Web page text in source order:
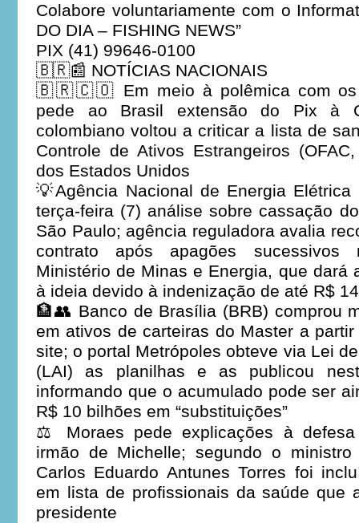
Colabore voluntariamente com o
DO DIA – FISHING NEWS”
PIX (41) 99646-0100
🇧🇷📰 NOTÍCIAS NACIONAIS
🇧🇷🇨🇴 Em meio à polêmica com os
pede ao Brasil extensão do Pix à
colombiano voltou a criticar a lista de
Controle de Ativos Estrangeiros
dos Estados Unidos
💡Agência Nacional de Energia Elétrica
terça-feira (7) análise sobre cassação
São Paulo; agência reguladora avalia
contrato após apagões sucessivos
Ministério de Minas e Energia, que dará
à ideia devido à indenização de até R$
🏦👥 Banco de Brasília (BRB) comprou
em ativos de carteiras do Master a
site; o portal Metrópoles obteve via Lei
(LAI) as planilhas e as publicou
informando que o acumulado pode ser
R$ 10 bilhões em “substituições”
⚖️ Moraes pede explicações à
irmão de Michelle; segundo o
Carlos Eduardo Antunes Torres foi
em lista de profissionais da saúde que
presidente